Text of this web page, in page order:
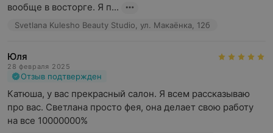
вообще в восторге. Я п...
Svetlana Kulesho Beauty Studio, ул. Макаёнка, 12б
Юля
28 февраля 2025
Отзыв подтвержден
Катюша, у вас прекрасный салон. Я всем рассказываю
про вас. Светлана просто фея, она делает свою работу
на все 10000000%